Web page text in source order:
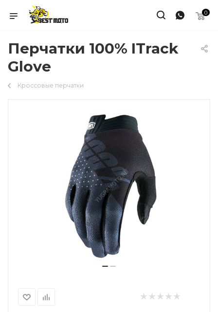
0
Перчатки 100% ITrack
Glove
Кроссовые перчатки